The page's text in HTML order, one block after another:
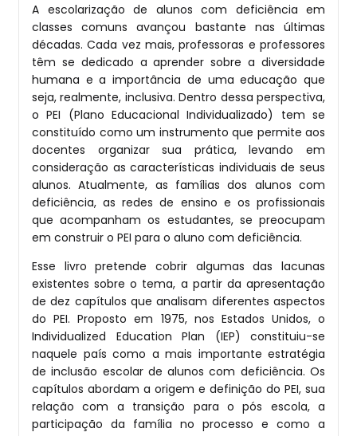
A escolarização de alunos com deficiência em
classes comuns avançou bastante nas últimas
décadas. Cada vez mais, professoras e professores
têm se dedicado a aprender sobre a diversidade
humana e a importância de uma educação que
seja, realmente, inclusiva. Dentro dessa perspectiva,
o PEI (Plano Educacional Individualizado) tem se
constituído como um instrumento que permite aos
docentes organizar sua prática, levando em
consideração as características individuais de seus
alunos. Atualmente, as famílias dos alunos com
deficiência, as redes de ensino e os profissionais
que acompanham os estudantes, se preocupam
em construir o PEI para o aluno com deficiência.
Esse livro pretende cobrir algumas das lacunas
existentes sobre o tema, a partir da apresentação
de dez capítulos que analisam diferentes aspectos
do PEI. Proposto em 1975, nos Estados Unidos, o
Individualized Education Plan (IEP) constituiu-se
naquele país como a mais importante estratégia
de inclusão escolar de alunos com deficiência. Os
capítulos abordam a origem e definição do PEI, sua
relação com a transição para o pós escola, a
participação da família no processo e como a